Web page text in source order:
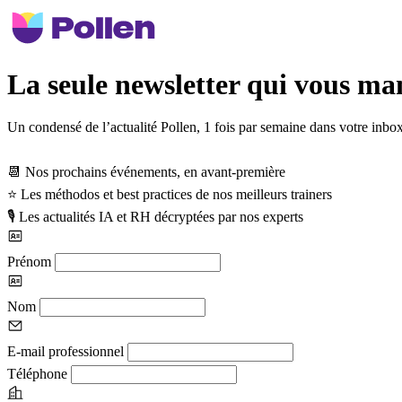
La seule newsletter qui vous
Un condensé de l’actualité Pollen, 1 fois par semaine dans votre
📆 Nos prochains événements, en avant-première
⭐ ️ Les méthodos et best practices de nos meilleurs trainers
🎙️ Les actualités IA et RH décryptées par nos experts
Prénom
Nom
E-mail professionnel
Téléphone